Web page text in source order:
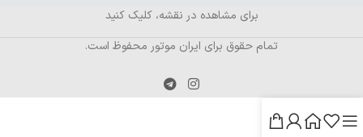
برای مشاهده در نقشه، کلیک کنید
تمام حقوق برای ایران موتور محفوظ است.